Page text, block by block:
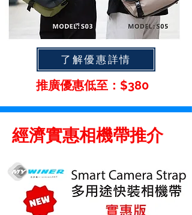
了解優惠詳情
推廣優惠低至：$380
經濟實惠相機帶推介